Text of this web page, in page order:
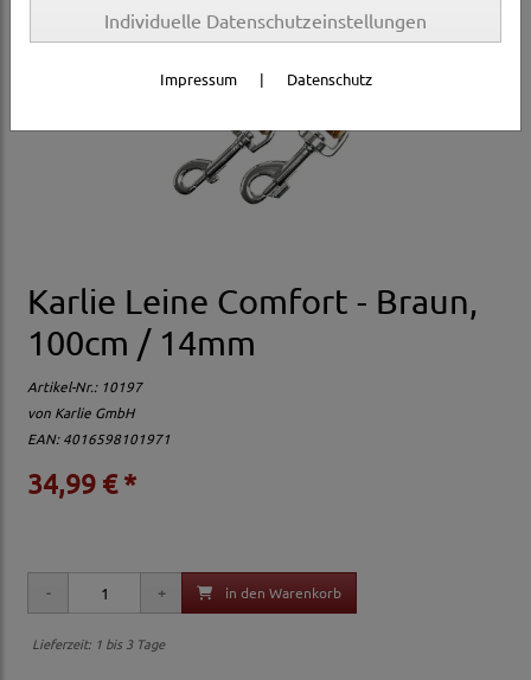
Karlie Leine Comfort - Braun,
100cm / 14mm
Artikel-Nr.: 10197
von Karlie GmbH
EAN: 4016598101971
34,99 € *
in den Warenkorb
Lieferzeit: 1 bis 3 Tage
Individuelle Datenschutzeinstellungen
Impressum | Datenschutz